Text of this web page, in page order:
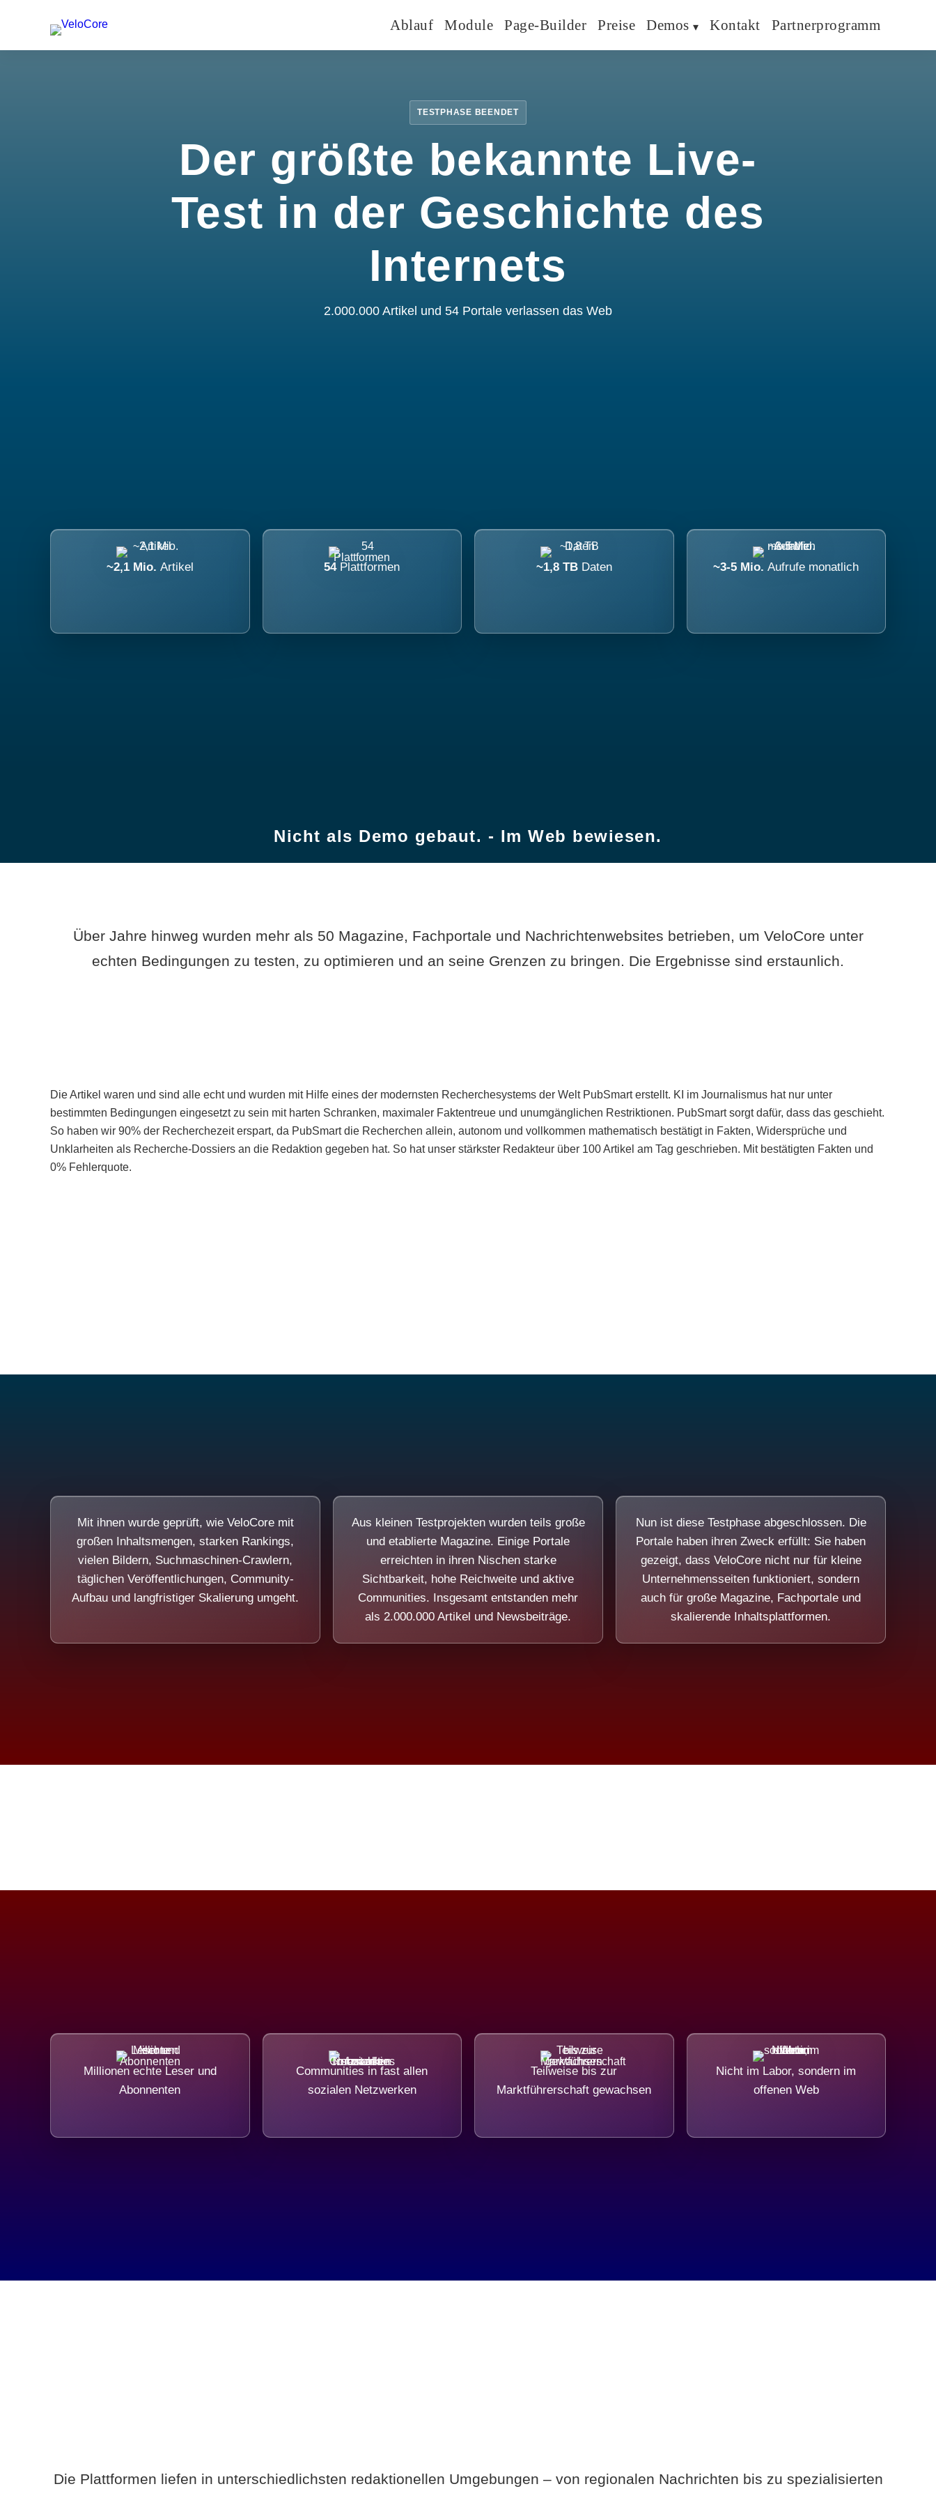
Ablauf Module Page-Builder Preise Demos Kontakt Partnerprogramm
TESTPHASE BEENDET
Der größte bekannte Live-
Test in der Geschichte des
Internets
2.000.000 Artikel und 54 Portale verlassen das Web
~2,1 Mio. Artikel 54 Plattformen ~1,8 TB Daten ~3-5 Mio.Aufrufe monatlich
Nicht als Demo gebaut. - Im Web bewiesen.
Über Jahre hinweg wurden mehr als 50 Magazine, Fachportale und Nachrichtenwebsites betrieben, um VeloCore unter
echten Bedingungen zu testen, zu optimieren und an seine Grenzen zu bringen. Die Ergebnisse sind erstaunlich.
Die Artikel waren und sind alle echt und wurden mit Hilfe eines der modernsten Recherchesystems der Welt PubSmart erstellt. KI im Journalismus hat nur unter
bestimmten Bedingungen eingesetzt zu sein mit harten Schranken, maximaler Faktentreue und unumgänglichen Restriktionen. PubSmart sorgt dafür, dass das geschieht.
So haben wir 90% der Recherchezeit erspart, da PubSmart die Recherchen allein, autonom und vollkommen mathematisch bestätigt in Fakten, Widersprüche und
Unklarheiten als Recherche-Dossiers an die Redaktion gegeben hat. So hat unser stärkster Redakteur über 100 Artikel am Tag geschrieben. Mit bestätigten Fakten und
0% Fehlerquote.
Mit ihnen wurde geprüft, wie VeloCore mit
großen Inhaltsmengen, starken Rankings,
vielen Bildern, Suchmaschinen-Crawlern,
täglichen Veröffentlichungen, Community-
Aufbau und langfristiger Skalierung umgeht.
Aus kleinen Testprojekten wurden teils große
und etablierte Magazine. Einige Portale
erreichten in ihren Nischen starke
Sichtbarkeit, hohe Reichweite und aktive
Communities. Insgesamt entstanden mehr
als 2.000.000 Artikel und Newsbeiträge.
Nun ist diese Testphase abgeschlossen. Die
Portale haben ihren Zweck erfüllt: Sie haben
gezeigt, dass VeloCore nicht nur für kleine
Unternehmensseiten funktioniert, sondern
auch für große Magazine, Fachportale und
skalierende Inhaltsplattformen.
Millionen echte Leser und
Abonnenten
Communities in fast allen
sozialen Netzwerken
Teilweise bis zur
Marktführerschaft gewachsen
Nicht im Labor, sondern im
offenen Web
Die Plattformen liefen in unterschiedlichsten redaktionellen Umgebungen – von regionalen Nachrichten bis zu spezialisierten